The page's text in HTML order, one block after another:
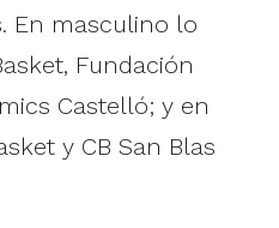
En masculino lo
Fundación
Castelló; y en
y CB San Blas